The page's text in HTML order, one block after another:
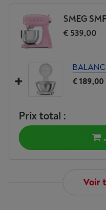
SMEG
€ 539,00
€ 189,00
Prix total :
Voir